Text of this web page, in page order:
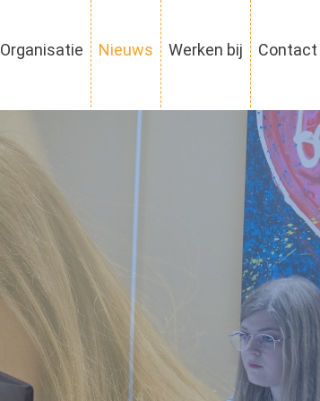
Organisatie Nieuws Werken bij Contact